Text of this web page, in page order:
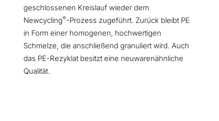
geschlossenen Kreislauf wieder dem
Newcycling®-Prozess zugeführt. Zurück bleibt PE
in Form einer homogenen, hochwertigen
Schmelze, die anschließend granuliert wird. Auch
das PE-Rezyklat besitzt eine neuwarenähnliche
Qualität.